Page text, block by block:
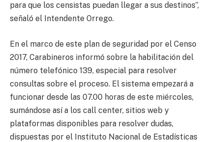
para que los censistas puedan llegar a sus destinos”,
señaló el Intendente Orrego.
En el marco de este plan de seguridad por el Censo
2017, Carabineros informó sobre la habilitación del
número telefónico 139, especial para resolver
consultas sobre el proceso. El sistema empezará a
funcionar desde las 07.00 horas de este miércoles,
sumándose así a los call center, sitios web y
plataformas disponibles para resolver dudas,
dispuestas por el Instituto Nacional de Estadísticas